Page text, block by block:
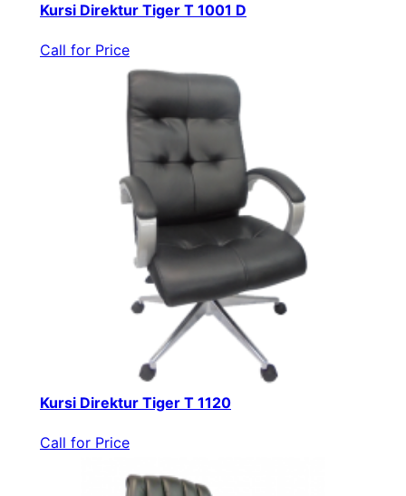
Kursi Direktur Tiger T 1001 D
Call for Price
Kursi Direktur Tiger T 1120
Call for Price